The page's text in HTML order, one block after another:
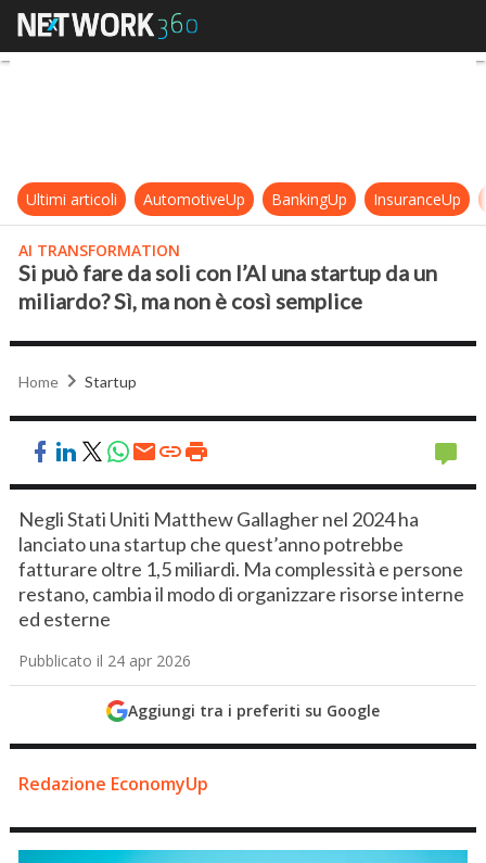
Si può fare da soli con l’AI una
Ultimi articoli AutomotiveUp BankingUp InsuranceUp
AI TRANSFORMATION
Si può fare da soli con l’AI una startup da un
miliardo? Sì, ma non è così semplice
Home Startup
Negli Stati Uniti Matthew Gallagher nel 2024 ha
lanciato una startup che quest’anno potrebbe
fatturare oltre 1,5 miliardi. Ma complessità e persone
restano, cambia il modo di organizzare risorse interne
ed esterne
Pubblicato il 24 apr 2026
Aggiungi tra i preferiti su Google
Redazione EconomyUp